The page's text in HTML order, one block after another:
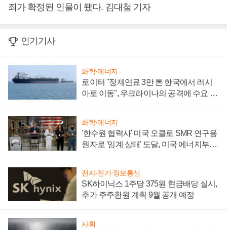
죄가 확정된 인물이 됐다. 김대철 기자
인기기사
화학·에너지
로이터 "정제연료 3만 톤 한국에서 러시
아로 이동", 우크라이나의 공격에 수요 늘
화학·에너지
'한수원 협력사' 미국 오클로 SMR 연구용
원자로 '임계 상태' 도달, 미국 에너지부
전자·전기·정보통신
SK하이닉스 1주당 375원 현금배당 실시,
추가 주주환원 계획 9월 공개 예정
사회